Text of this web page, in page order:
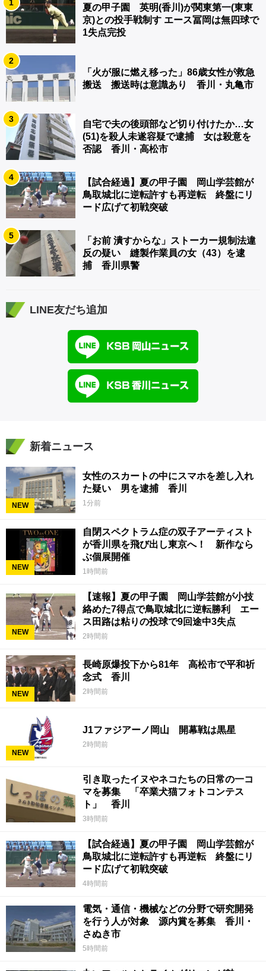
1
夏の甲子園 英明(香川)が関東第一(東東
京)との投手戦制す エース冨岡は無四球で
1失点完投
2
「火が服に燃え移った」86歳女性が救急
搬送 搬送時は意識あり 香川・丸亀市
3
自宅で夫の後頭部など切り付けたか…女
(51)を殺人未遂容疑で逮捕 女は殺意を
否認 香川・高松市
4
【試合経過】夏の甲子園 岡山学芸館が
鳥取城北に逆転許すも再逆転 終盤にリ
ード広げて初戦突破
5
「お前 潰すからな」ストーカー規制法違
反の疑い 縫製作業員の女（43）を逮
捕 香川県警
LINE友だち追加
新着ニュース
NEW
女性のスカートの中にスマホを差し入れ
た疑い 男を逮捕 香川
1分前
NEW
自閉スペクトラム症の双子アーティスト
が香川県を飛び出し東京へ！ 新作なら
ぶ個展開催
1時間前
NEW
【速報】夏の甲子園 岡山学芸館が小技
絡めた7得点で鳥取城北に逆転勝利 エー
ス田路は粘りの投球で9回途中3失点
2時間前
NEW
長崎原爆投下から81年 高松市で平和祈
念式 香川
2時間前
NEW
J1ファジアーノ岡山 開幕戦は黒星
2時間前
引き取ったイヌやネコたちの日常の一コ
マを募集 「卒業犬猫フォトコンテス
ト」 香川
3時間前
【試合経過】夏の甲子園 岡山学芸館が
鳥取城北に逆転許すも再逆転 終盤にリ
ード広げて初戦突破
4時間前
電気・通信・機械などの分野で研究開発
を行う人が対象 源内賞を募集 香川・
さぬき市
5時間前